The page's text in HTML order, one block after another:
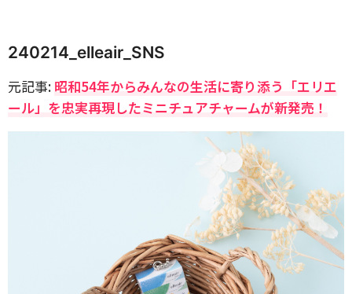
240214_elleair_SNS
元記事: 昭和54年からみんなの生活に寄り添う「エリエ
ール」を忠実再現したミニチュアチャームが新発売！